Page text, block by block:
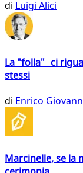
di Luigi Alici
La "folla" ci
stessi
di Enrico
Marcinelle, se la